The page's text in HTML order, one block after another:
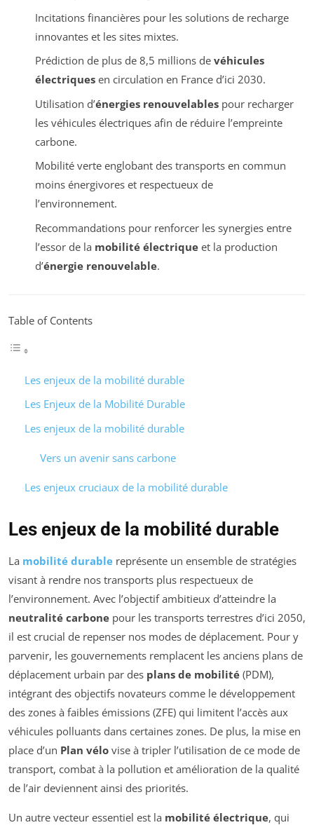
Incitations financières pour les solutions de recharge
innovantes et les sites mixtes.
Prédiction de plus de 8,5 millions de véhicules
électriquesen circulation en France d’ici 2030.
Utilisation d’énergies renouvelablespour recharger
les véhicules électriques afin de réduire l’empreinte
carbone.
Mobilité verte englobant des transports en commun
moins énergivores et respectueux de
l’environnement.
Recommandations pour renforcer les synergies entre
l’essor de la mobilité électriqueet la production
d’énergie renouvelable.
Table of Contents
Les enjeux de la mobilité durable
Les Enjeux de la Mobilité Durable
Les enjeux de la mobilité durable
Vers un avenir sans carbone
Les enjeux cruciaux de la mobilité durable
Les enjeux de la mobilité durable
La mobilité durable représente un ensemble de stratégies
visant à rendre nos transports plus respectueux de
l’environnement. Avec l’objectif ambitieux d’atteindre la
neutralité carbone pour les transports terrestres d’ici 2050,
il est crucial de repenser nos modes de déplacement. Pour y
parvenir, les gouvernements remplacent les anciens plans de
déplacement urbain par des plans de mobilité (PDM),
intégrant des objectifs novateurs comme le développement
des zones à faibles émissions (ZFE) qui limitent l’accès aux
véhicules polluants dans certaines zones. De plus, la mise en
place d’un Plan vélo vise à tripler l’utilisation de ce mode de
transport, combat à la pollution et amélioration de la qualité
de l’air deviennent ainsi des priorités.
Un autre vecteur essentiel est la mobilité électrique, qui